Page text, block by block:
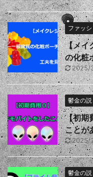
ファッ
【メイ
の化粧
2025/
鬱金の説
【初期
ことが
2025/
鬱金の説